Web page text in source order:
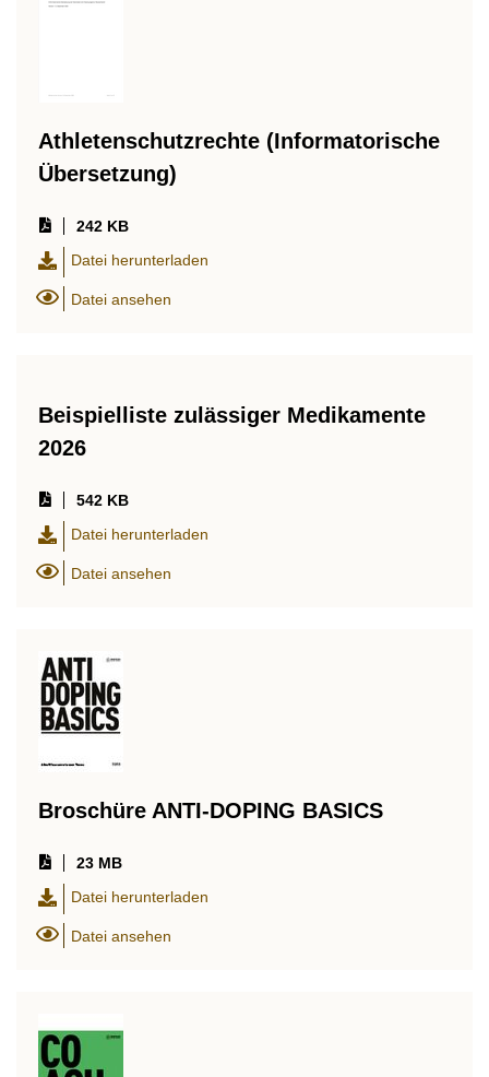
Athletenschutzrechte (Informatorische
Übersetzung)
242 KB
Datei herunterladen
Datei ansehen
Beispielliste zulässiger Medikamente
2026
542 KB
Datei herunterladen
Datei ansehen
Broschüre ANTI-DOPING BASICS
23 MB
Datei herunterladen
Datei ansehen